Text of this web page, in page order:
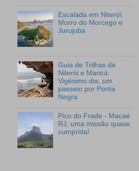
Escalada em Niterói:
Morro do Morcego e
Jurujuba
Guia de Trilhas de
Niterói e Maricá:
Vigésimo dia, um
passeio por Ponta
Negra
Pico do Frade - Macaé
RJ, uma missão quase
cumprida!